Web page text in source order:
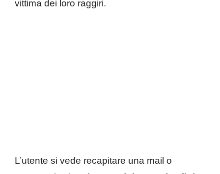
vittima dei loro raggiri.
L’utente si vede recapitare una mail o